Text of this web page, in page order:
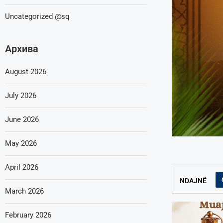
NDAJNË
Uncategorized @sq
Архива
August 2026
July 2026
June 2026
May 2026
April 2026
March 2026
February 2026